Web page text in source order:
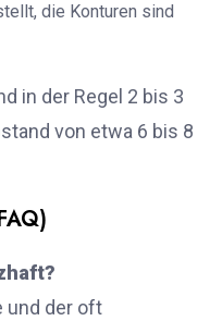
die Konturen sind
in der Regel 2 bis 3
von etwa 6 bis 8
und der oft